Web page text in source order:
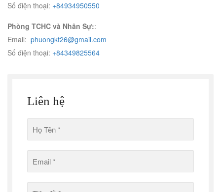
Số điện thoại: +84934950550
Phòng TCHC và Nhân Sự::
Email: phuongkt26@gmail.com
Số điện thoại: +84349825564
Liên hệ